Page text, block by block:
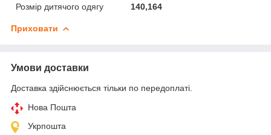
Розмір дитячого одягу
140,164
Приховати
Умови доставки
Доставка здійснюється тільки по передоплаті.
Нова Пошта
Укрпошта